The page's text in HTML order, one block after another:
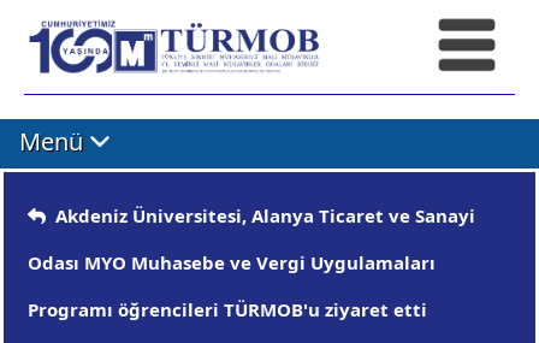
Menü
Akdeniz Üniversitesi, Alanya Ticaret ve Sanayi
Odası MYO Muhasebe ve Vergi Uygulamaları
Programı öğrencileri TÜRMOB'u ziyaret etti